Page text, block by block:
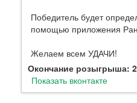
Победитель будет
помощью приложения
Желаем всем УДАЧИ!
Окончание розыгрыша:
Показать вконтакте